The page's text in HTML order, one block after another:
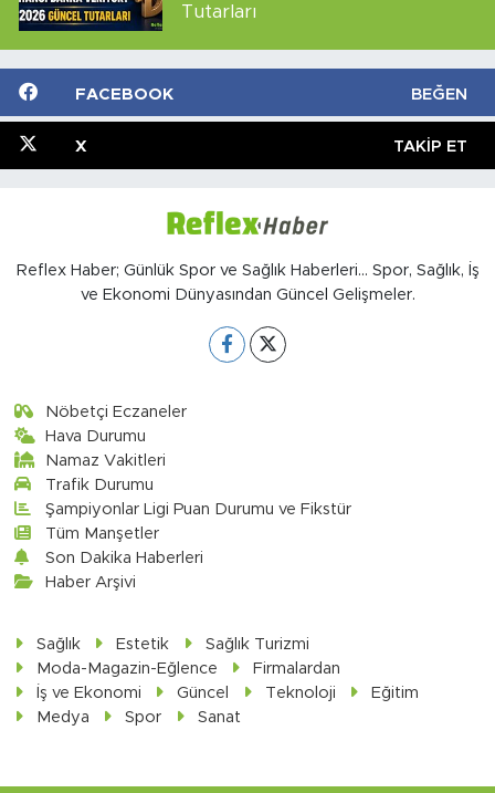
Tutarları
FACEBOOK BEĞEN
X TAKIP ET
Reflex Haber; Günlük Spor ve Sağlık Haberleri... Spor, Sağlık, İş
ve Ekonomi Dünyasından Güncel Gelişmeler.
Nöbetçi Eczaneler
Hava Durumu
Namaz Vakitleri
Trafik Durumu
Şampiyonlar Ligi Puan Durumu ve Fikstür
Tüm Manşetler
Son Dakika Haberleri
Haber Arşivi
Sağlık Estetik
Sağlık Turizmi
Moda-Magazin-Eğlence
Firmalardan
İş ve Ekonomi
Güncel Teknoloji
Eğitim
Medya
Spor Sanat